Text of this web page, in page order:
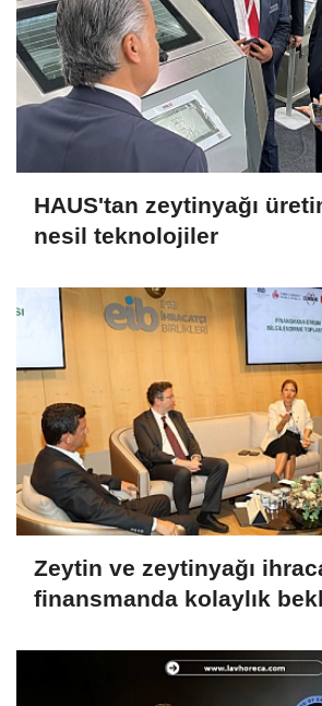
HAUS'tan zeytinyağı
nesil teknolojiler
Zeytin ve zeytinyağı
finansmanda kolaylık